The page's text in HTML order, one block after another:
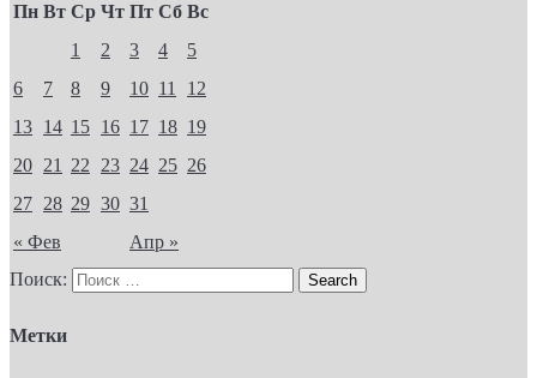
Пн Вт Ср Чт Пт Сб Вс
« Фев Апр »
1 2 3 4
5
6
7 8 9 10 11
12
13 14 15 16 17 18 19
20 21 22 23 24 25 26
27 28 29 30 31
Поиск:
Метки